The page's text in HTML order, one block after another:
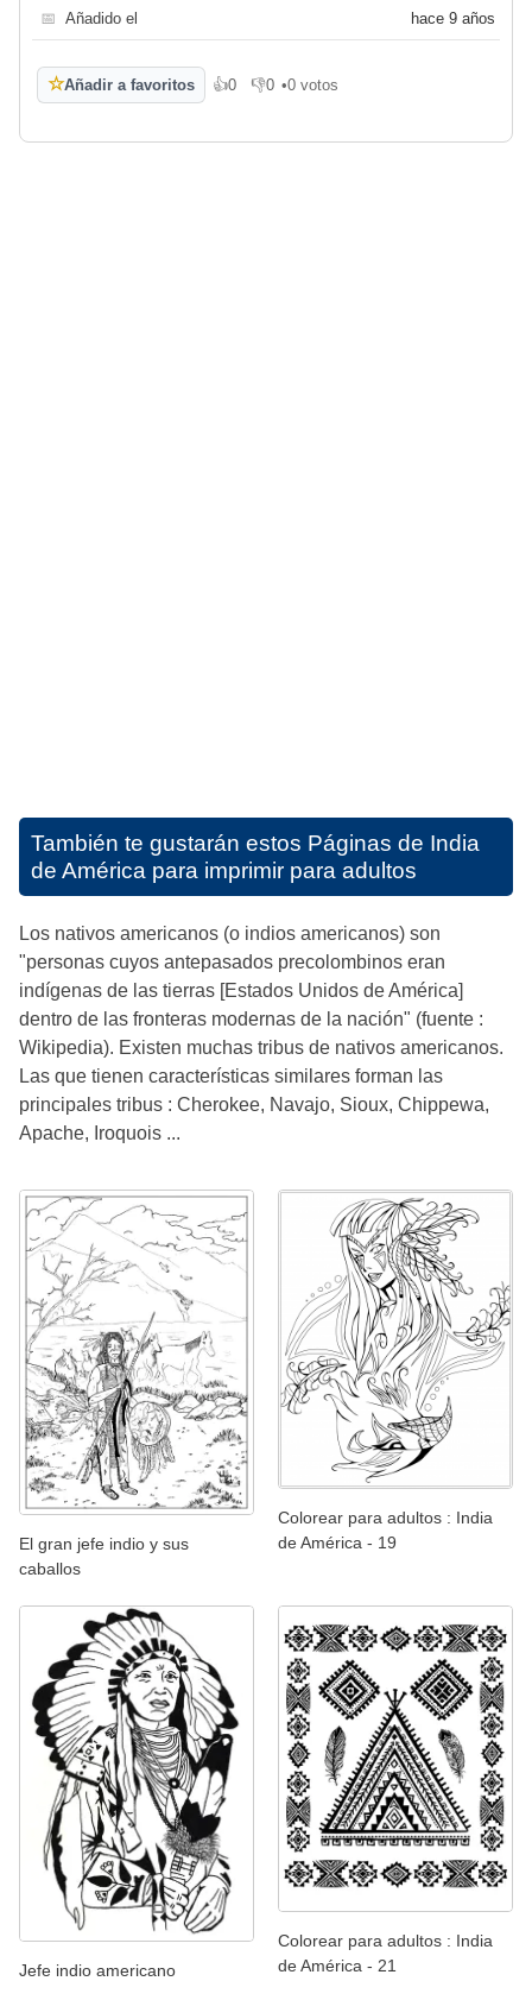
📅 Añadido el hace 9 años
☆Añadir a favoritos 👍0
Me gusta
👎0
No me gusta
•0 votos
También te gustarán estos Páginas de India
de América para imprimir para adultos
Los nativos americanos (o indios americanos) son
"personas cuyos antepasados precolombinos eran
indígenas de las tierras [Estados Unidos de América]
dentro de las fronteras modernas de la nación" (fuente :
Wikipedia). Existen muchas tribus de nativos americanos.
Las que tienen características similares forman las
principales tribus : Cherokee, Navajo, Sioux, Chippewa,
Apache, Iroquois ...
El gran jefe indio y sus
caballos
Colorear para adultos : India
de América - 19
Jefe indio americano
Colorear para adultos : India
de América - 21